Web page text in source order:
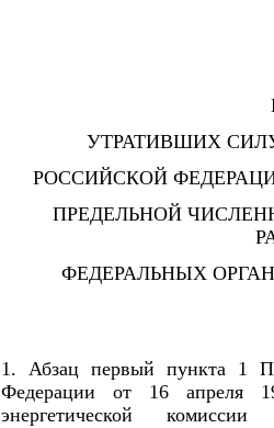
УТРАТИВШИХ
РОССИЙСКОЙ
ПРЕДЕЛЬНОЙ
ФЕДЕРАЛЬНЫХ
1. Абзац первый пункта 1
Федерации от 16 апреля
энергетической